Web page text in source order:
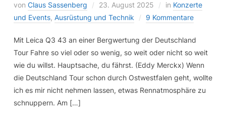
von Claus Sassenberg 23. August 2025 in Konzerte
und Events, Ausrüstung und Technik 9 Kommentare
Mit Leica Q3 43 an einer Bergwertung der Deutschland
Tour Fahre so viel oder so wenig, so weit oder nicht so weit
wie du willst. Hauptsache, du fährst. (Eddy Merckx) Wenn
die Deutschland Tour schon durch Ostwestfalen geht, wollte
ich es mir nicht nehmen lassen, etwas Rennatmosphäre zu
schnuppern. Am […]